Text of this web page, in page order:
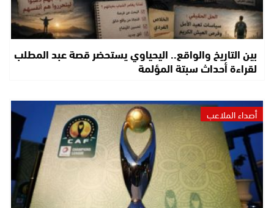
بين التاريخ والواقع.. اليحياوي يستحضر قصة عبد المطلب
لقراءة أحداث سبتة المؤلمة
أصداء الملاعب